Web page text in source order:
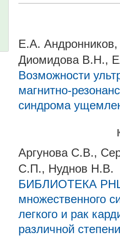
Е.А.
Диомидова В.Н.,
Возможности
магнитно-
синдрома
Аргунова С.В.,
С.П., Нуднов Н.В.
БИБЛИОТЕКА
множественного
легкого и рак
различной